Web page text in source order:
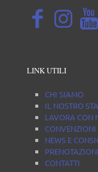
LINK UTILI
CHI SIAMO
IL NOSTRO
LAVORA CON
CONVENZIONI
NEWS E
PRENOTAZIONI
CONTATTI